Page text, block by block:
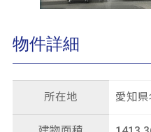
物件詳細
所在地 愛知